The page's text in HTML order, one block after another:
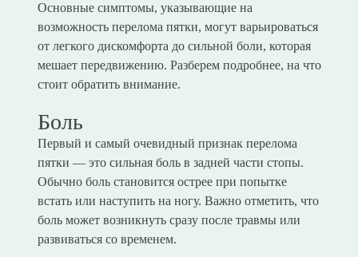
Основные симптомы, указывающие на
возможность перелома пятки, могут варьироваться
от легкого дискомфорта до сильной боли, которая
мешает передвижению. Разберем подробнее, на что
стоит обратить внимание.
Боль
Первый и самый очевидный признак перелома
пятки — это сильная боль в задней части стопы.
Обычно боль становится острее при попытке
встать или наступить на ногу. Важно отметить, что
боль может возникнуть сразу после травмы или
развиваться со временем.